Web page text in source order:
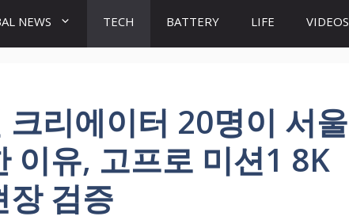
NEWS TECH BATTERY LIFE VIDEOS
크리에이터 20명이 서울
이유, 고프로 미션1 8K
장 검증